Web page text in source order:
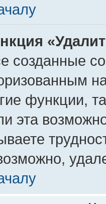
созданные
функции,
эта